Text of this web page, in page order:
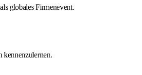
globales Firmenevent.
kennenzulernen.